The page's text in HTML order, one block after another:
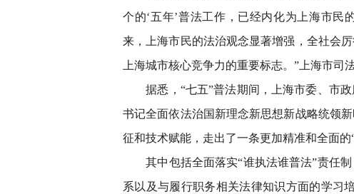
个的‘五年’普法工作，已经内化为上海市民
来，上海市民的法治观念显著增强，全社会
上海城市核心竞争力的重要标志。”上海市司
据悉，“七五”普法期间，上海市委、市政
书记全面依法治国新理念新思想新战略统领
征和技术赋能，走出了一条更加精准和全面的
其中包括全面落实“谁执法谁普法”责任制
系以及与履行职务相关法律知识方面的学习